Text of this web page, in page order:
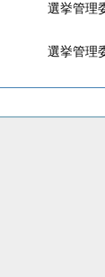
選挙管理
選挙管理